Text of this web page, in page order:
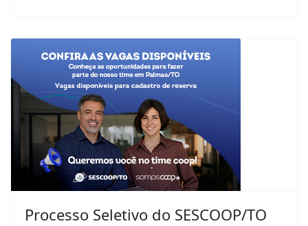
Processo Seletivo do SESCOOP/TO